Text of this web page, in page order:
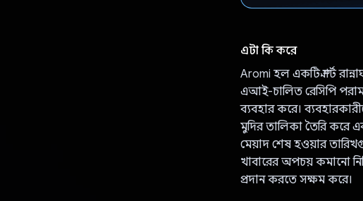
এটা কি করে
Aromi হল একটি স্মার্ট
এআই-চালিত রেসিপি
ব্যবহার করে।
মুদির তালিকা তৈরি করে
মেয়াদ শেষ হওয়ার
খাবারের অপচয় কমানো
প্রদান করতে সক্ষম করে।